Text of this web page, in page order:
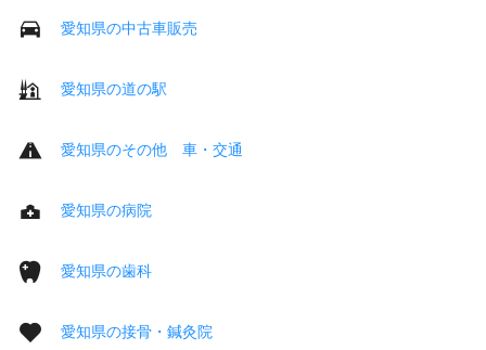
愛知県の中古車販売
愛知県の道の駅
愛知県のその他 車・交通
愛知県の病院
愛知県の歯科
愛知県の接骨・鍼灸院